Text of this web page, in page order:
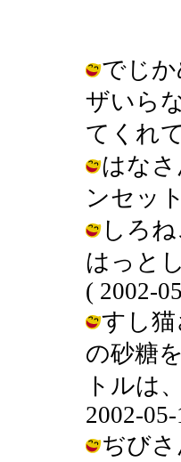
でじ
ザいら
てくれ
はな
ンセッ
しろ
はっと
( 2002-
すし
の砂糖
トルは
2002-
ぢび